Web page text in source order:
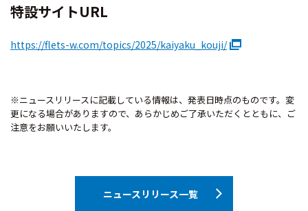
特設サイトURL
https://flets-w.com/topics/2025/kaiyaku_kouji/
※ニュースリリースに記載している情報は、発表日時点のものです。変
更になる場合がありますので、あらかじめご了承いただくとともに、ご
注意をお願いいたします。
ニュースリリース一覧